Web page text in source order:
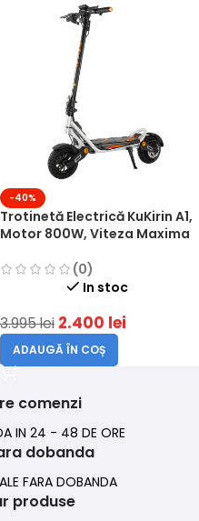
-40%
Trotinetă Electrică KuKirin A1,
Motor 800W, Viteza Maxima
Autonomie de pana la 45km
(0)
In stoc
3.995lei 2.400 lei
ADAUGĂ ÎN COȘ
comenzi
IN 24 - 48 DE ORE
dobanda
FARA DOBANDA
produse